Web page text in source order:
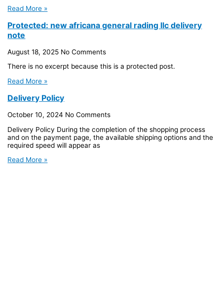
Read More »
Protected: new africana general rading llc delivery
note
August 18, 2025 No Comments
There is no excerpt because this is a protected post.
Read More »
Delivery Policy
October 10, 2024 No Comments
Delivery Policy During the completion of the shopping process
and on the payment page, the available shipping options and the
required speed will appear as
Read More »